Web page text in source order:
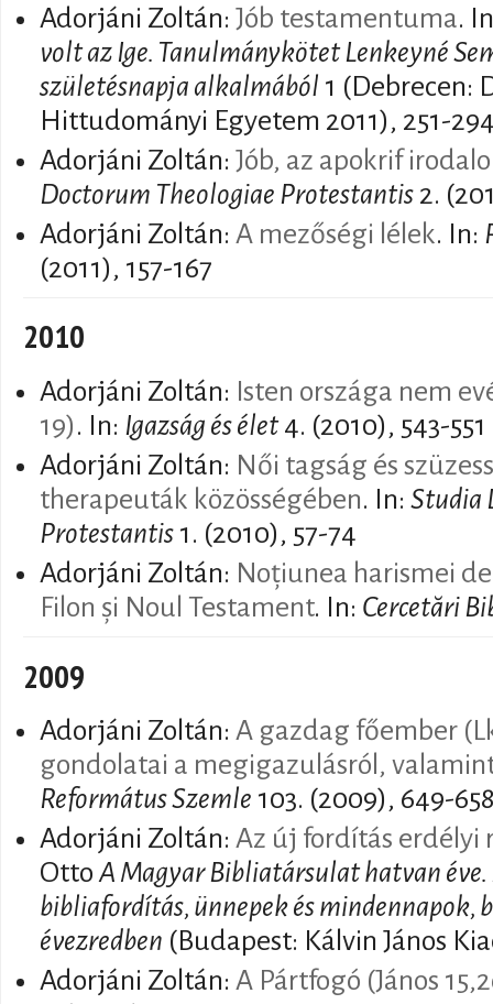
Adorjáni Zoltán: Jób testamentuma.
volt az Ige. Tanulmánykötet Lenkeyné
születésnapja alkalmából 1 (Debrecen:
Hittudományi Egyetem 2011), 251-
Adorjáni Zoltán: Jób, az apokrif
Doctorum Theologiae Protestantis 2.
Adorjáni Zoltán: A mezőségi lélek. In:
(2011), 157-167
2010
Adorjáni Zoltán: Isten országa nem
19). In: Igazság és élet4. (2010), 543-551
Adorjáni Zoltán: Női tagság és
therapeuták közösségében. In: Studia
Protestantis 1. (2010), 57-74
Adorjáni Zoltán: Noțiunea harismei
Filon și Noul Testament. In: Cercetări
2009
Adorjáni Zoltán: A gazdag főember
gondolatai a megigazulásról,
Református Szemle 103. (2009), 649-
Adorjáni Zoltán: Az új fordítás erdélyi
OttoA Magyar Bibliatársulat hatvan éve.
bibliafordítás, ünnepek és mindennapok,
évezredben (Budapest: Kálvin János
Adorjáni Zoltán: A Pártfogó (János